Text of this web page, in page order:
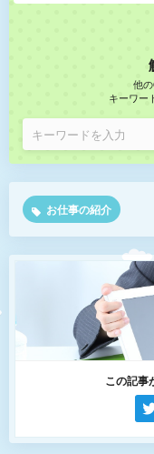
他
キーワー
お仕事の紹介
この記事